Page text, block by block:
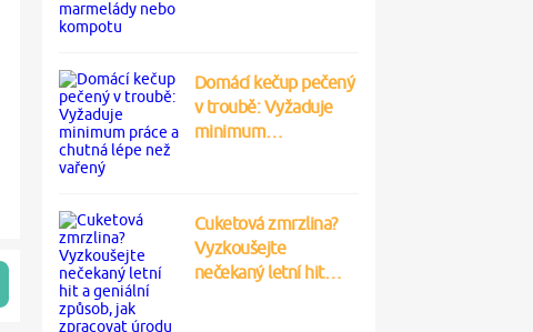
Domácí kečup pečený
v troubě: Vyžaduje
minimum…
Cuketová zmrzlina?
Vyzkoušejte
nečekaný letní hit…